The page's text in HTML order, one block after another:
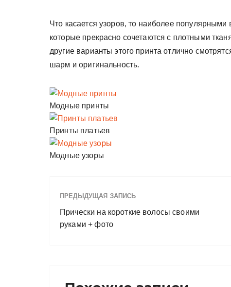
Что касается узоров, то наиболее популярными
которые прекрасно сочетаются с плотными
другие варианты этого принта отлично
шарм и оригинальность.
Модные принты
Принты платьев
Модные узоры
ПРЕДЫДУЩАЯ ЗАПИСЬ
Прически на короткие волосы своими
руками + фото